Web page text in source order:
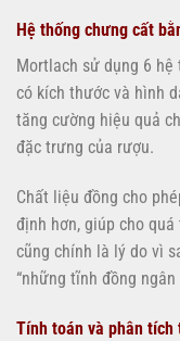
Hệ thống chưng cất
Mortlach sử dụng 6
có kích thước và hình
tăng cường hiệu quả
đặc trưng của rượu.
Chất liệu đồng cho
định hơn, giúp cho
cũng chính là lý do vì
“những tĩnh đồng ngân
Tính toán và phân tích